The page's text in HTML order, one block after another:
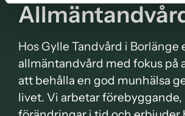
Hos Gylle Tandvård i Borlänge
allmäntandvård med fokus på
att behålla en god munhälsa
livet. Vi arbetar